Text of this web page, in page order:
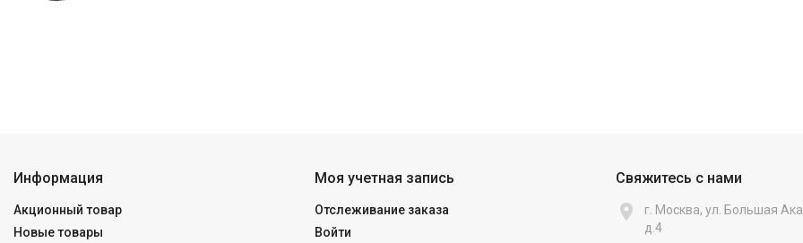
Информация
Акционный товар
Новые товары
Моя учетная запись
Отслеживание заказа
Войти
Свяжитесь с нами

г. Москва, ул. Большая
д.4